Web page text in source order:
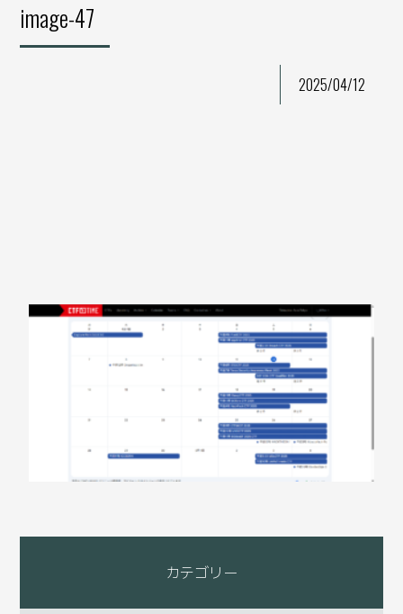
image-47
2025/04/12
カテゴリー